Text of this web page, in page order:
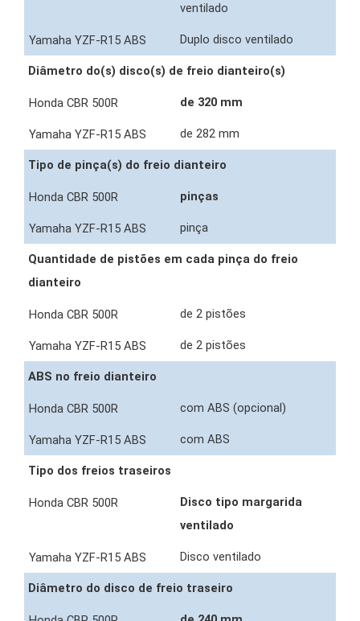
ventilado
Duplo disco ventilado
Diâmetro do(s) disco(s) de freio dianteiro(s)
de 320 mm
de 282 mm
Tipo de pinça(s) do freio dianteiro
pinças
pinça
Quantidade de pistões em cada pinça do freio
dianteiro
de 2 pistões
de 2 pistões
ABS no freio dianteiro
com ABS (opcional)
com ABS
Tipo dos freios traseiros
Disco tipo margarida
ventilado
Disco ventilado
Diâmetro do disco de freio traseiro